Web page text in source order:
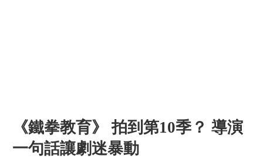
《鐵拳教育》 拍到第10季？ 導演
一句話讓劇迷暴動